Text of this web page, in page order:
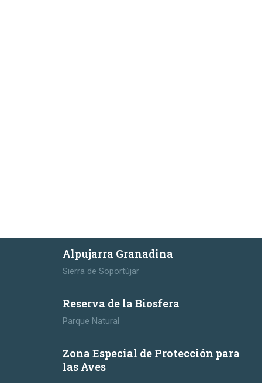
Alpujarra Granadina
Sierra de Soportújar
Reserva de la Biosfera
Parque Natural
Zona Especial de Protección para
las Aves